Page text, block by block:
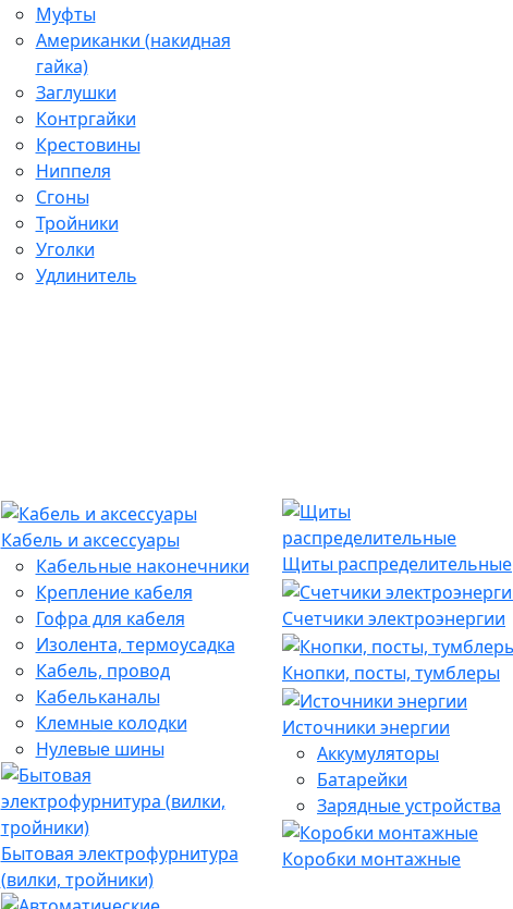
Муфты
Американки (накидная
гайка)
Заглушки
Контргайки
Крестовины
Ниппеля
Сгоны
Тройники
Уголки
Удлинитель
Кабель и аксессуары
Кабельные наконечники
Крепление кабеля
Гофра для кабеля
Изолента, термоусадка
Кабель, провод
Кабельканалы
Клемные колодки
Нулевые шины
Бытовая электрофурнитура
(вилки, тройники)
Щиты распределительные
Счетчики электроэнергии
Кнопки, посты, тумблеры
Источники энергии
Аккумуляторы
Батарейки
Зарядные устройства
Коробки монтажные